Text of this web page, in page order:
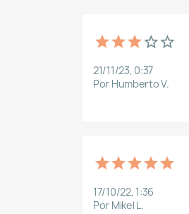
21/11/23, 0:37
Por Humberto V.
17/10/22, 1:36
Por Mikel L.